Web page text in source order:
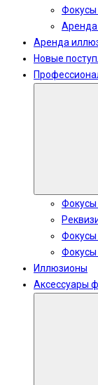
Фокусы
Аренда
Новые
Фокусы
Фокусы
Фокусы
Иллюзионы
Аксессуары